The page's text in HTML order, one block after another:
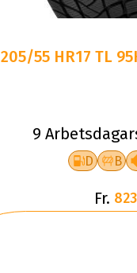
205/55 HR17 TL
9
D B
Fr.